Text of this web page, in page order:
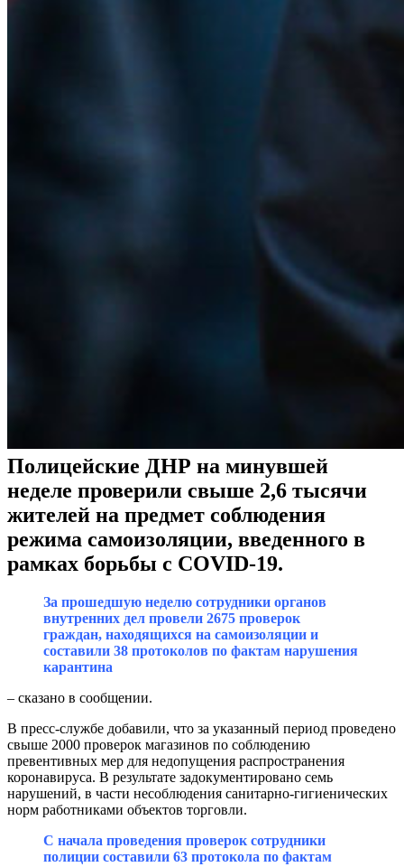
Полицейские ДНР на минувшей
неделе проверили свыше 2,6 тысячи
жителей на предмет соблюдения
режима самоизоляции, введенного в
рамках борьбы с COVID-19.
За прошедшую неделю сотрудники органов
внутренних дел провели 2675 проверок
граждан, находящихся на самоизоляции и
составили 38 протоколов по фактам нарушения
карантина
– сказано в сообщении.
В пресс-службе добавили, что за указанный период проведено
свыше 2000 проверок магазинов по соблюдению
превентивных мер для недопущения распространения
коронавируса. В результате задокументировано семь
нарушений, в части несоблюдения санитарно-гигиенических
норм работниками объектов торговли.
С начала проведения проверок сотрудники
полиции составили 63 протокола по фактам